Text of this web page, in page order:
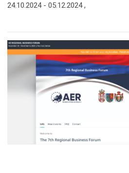
24.10.2024 - 05.12.2024,